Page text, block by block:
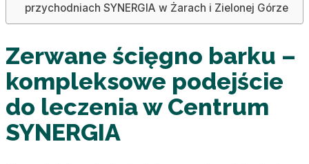
przychodniach SYNERGIA w Żarach i Zielonej Górze
Zerwane ścięgno barku –
kompleksowe podejście
do leczenia w Centrum
SYNERGIA